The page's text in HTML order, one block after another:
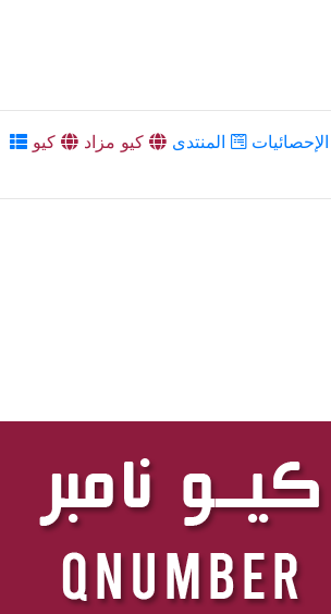
الإحصائيات المنتدى كيو مزاد
كيو